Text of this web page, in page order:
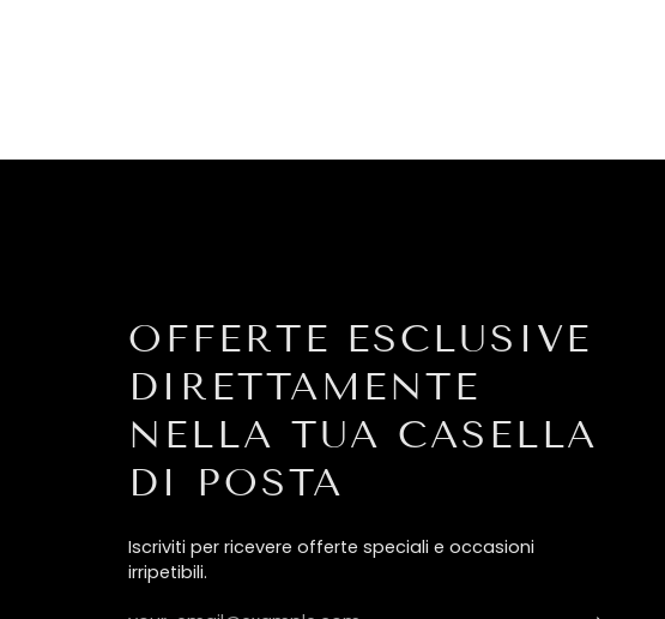
OFFERTE ESCLUSIVE
DIRETTAMENTE
NELLA TUA CASELLA
DI POSTA
Iscriviti per ricevere offerte speciali e occasioni
irripetibili.